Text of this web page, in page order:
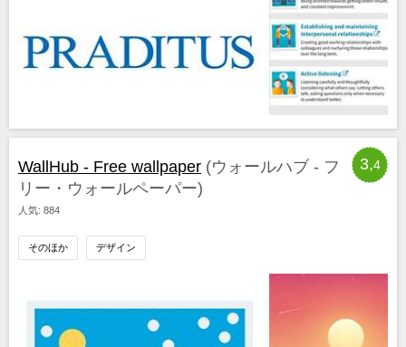
3,4
WallHub - Free wallpaper (ウォールハブ - フ
リー・ウォールペーパー)
人気: 884
そのほか デザイン